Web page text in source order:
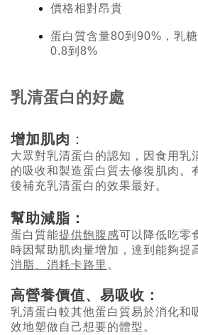
價格相對昂貴
蛋白質含量80到90%， 乳
0.8到8%
乳清蛋白的好處
增加肌肉 ：
大眾對乳清蛋白的認知，因食用乳
的吸收和製造蛋白質去修復肌肉。
後補充乳清蛋白的效果最好。
幫助減脂：
蛋白質能提供飽腹感可以降低吃零
時因幫助肌肉量增加，達到能夠提
消脂、消耗卡路里 。
高營養價值、易吸收：
乳清蛋白較其他蛋白質易於消化和
效地塑做自己想要的體型。